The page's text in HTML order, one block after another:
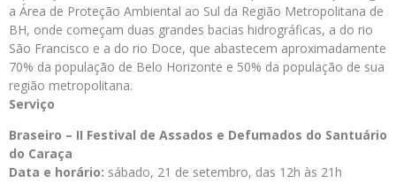
a Área de Proteção Ambiental ao Sul da Região Metropolitana de
BH, onde começam duas grandes bacias hidrográficas, a do rio
São Francisco e a do rio Doce, que abastecem aproximadamente
70% da população de Belo Horizonte e 50% da população de sua
região metropolitana.
Serviço
Braseiro – II Festival de Assados e Defumados do Santuário
do Caraça
Data e horário: sábado, 21 de setembro, das 12h às 21h